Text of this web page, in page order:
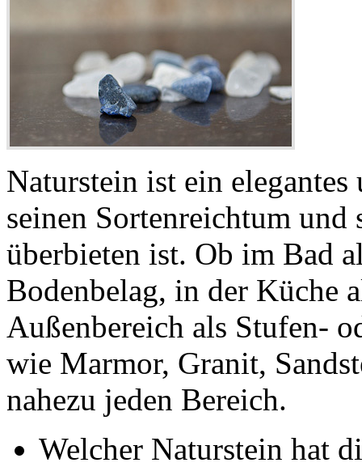
Naturstein ist ein
seinen Sortenreichtum
überbieten ist. Ob im Bad
Bodenbelag, in der Küche
Außenbereich als Stufen-
wie Marmor, Granit,
nahezu jeden Bereich.
Welcher Naturstein hat